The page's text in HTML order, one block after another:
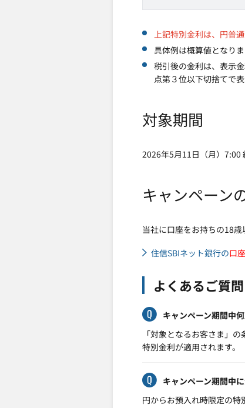
上記特別金利は、円普
具体例は概算値となり
税引後の金利は、表示
点第３位以下切捨てで表
対象期間
2026年5月11日（月）7:00
キャンペーン
当社に口座をお持ちの18
住信SBIネット銀行の口
よくあるご質問
キャンペーン期間中
「対象となるお客さま」
特別金利が適用されます。
キャンペーン期間中
円からお預入れ時限定の特